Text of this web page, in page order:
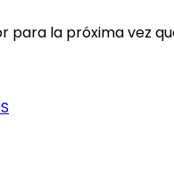
para la próxima vez